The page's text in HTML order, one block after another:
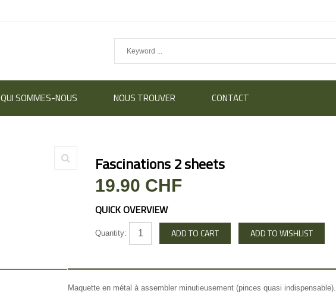
QUI SOMMES-NOUS NOUS TROUVER CONTACT
Fascinations 2 sheets
19.90 CHF
QUICK OVERVIEW
Quantity:
Maquette en métal à assembler minutieusement (pinces quasi indispensable).